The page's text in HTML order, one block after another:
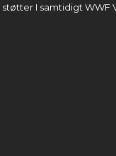
I samtidigt WWF